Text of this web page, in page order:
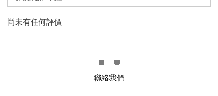
尚未有任何評價
聯絡我們